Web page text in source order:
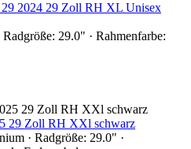
2024 29 Zoll RH XL Unisex
29.0" · Rahmenfarbe:
29 Zoll RH XXl schwarz
· Radgröße: 29.0" ·